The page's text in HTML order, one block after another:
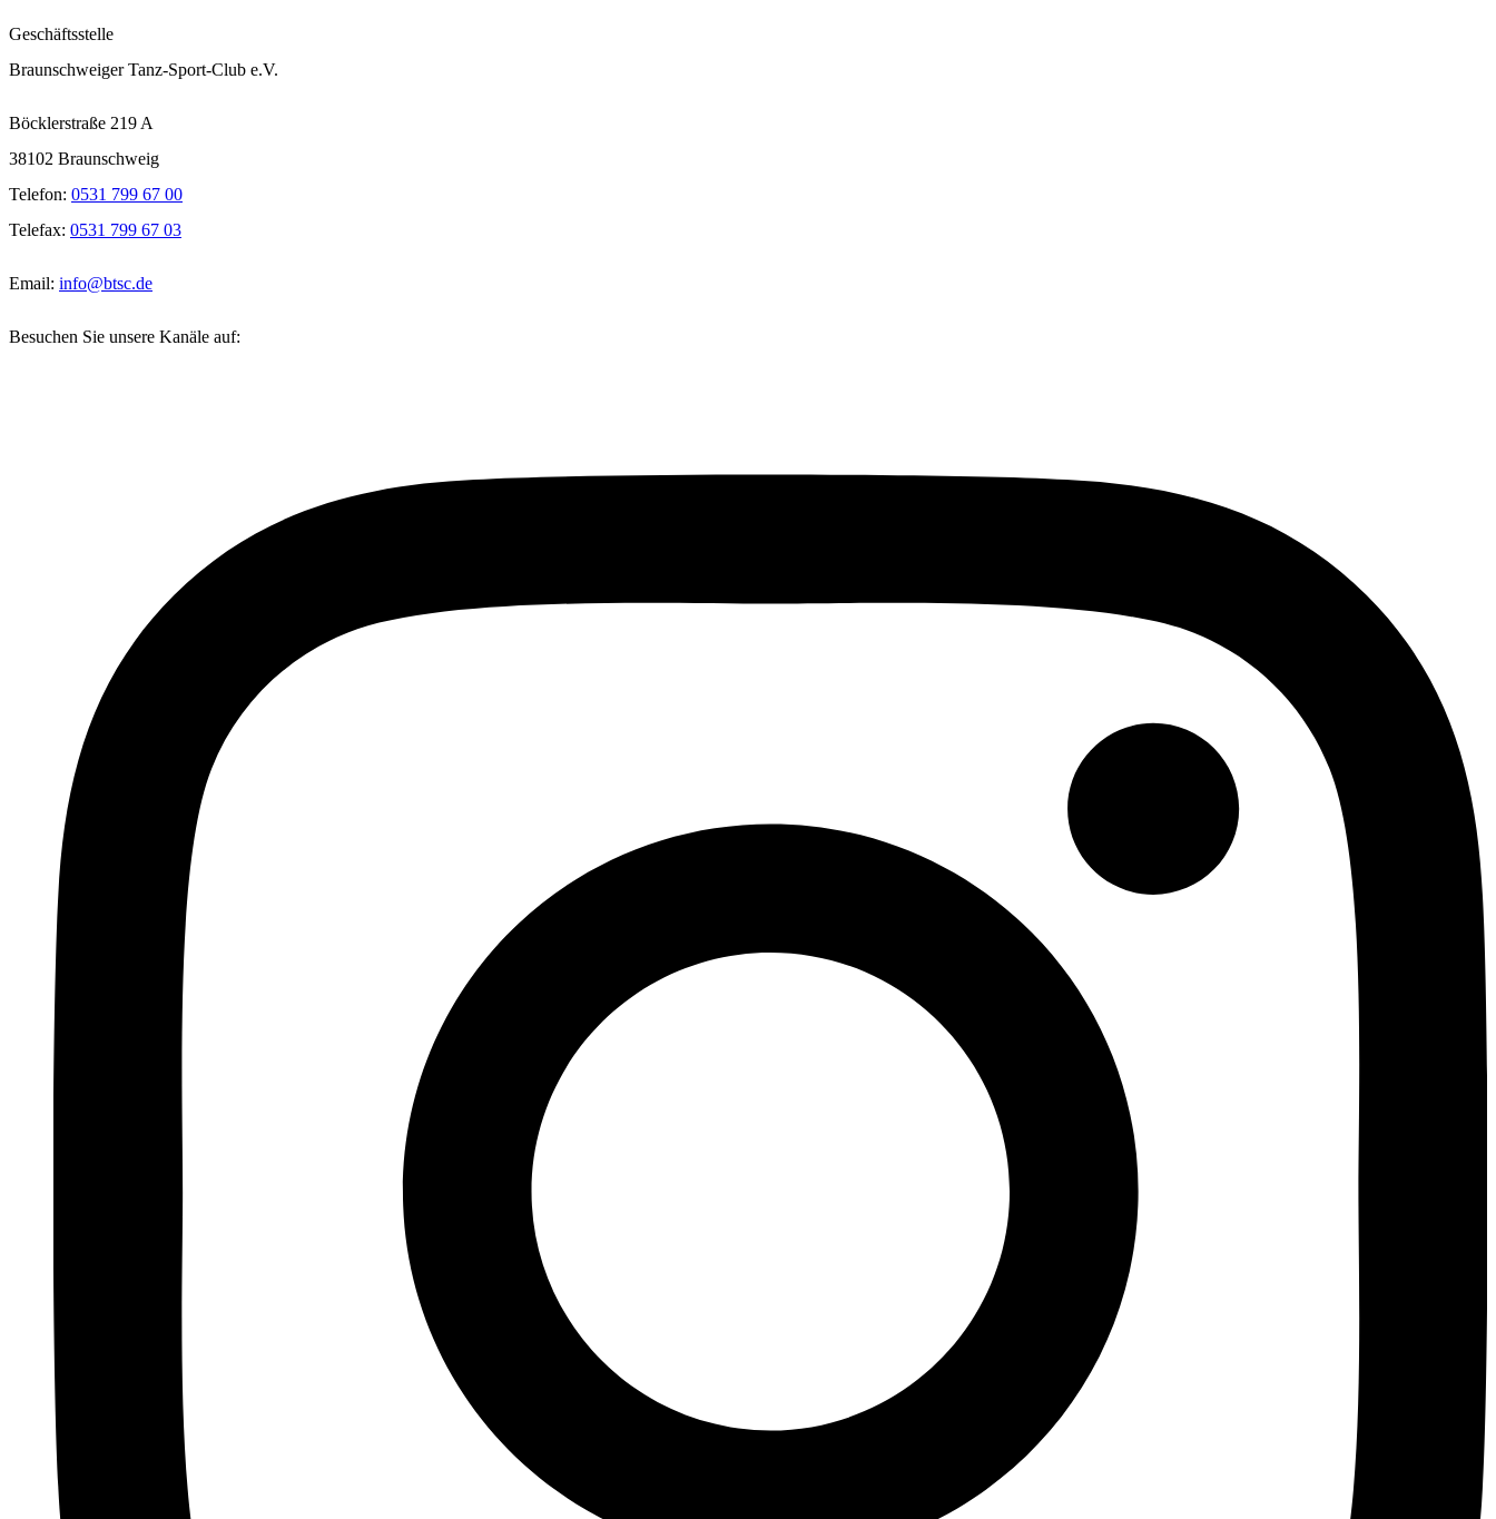
Geschäftsstelle
Braunschweiger Tanz-Sport-Club e.V.
Böcklerstraße 219 A
38102 Braunschweig
Telefon: 0531 799 67 00
Telefax: 0531 799 67 03
Email: info@btsc.de
Besuchen Sie unsere Kanäle auf: